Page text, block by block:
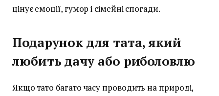
цінує емоції, гумор і сімейні спогади.
Подарунок для тата, який
любить дачу або риболовлю
Якщо тато багато часу проводить на природі,